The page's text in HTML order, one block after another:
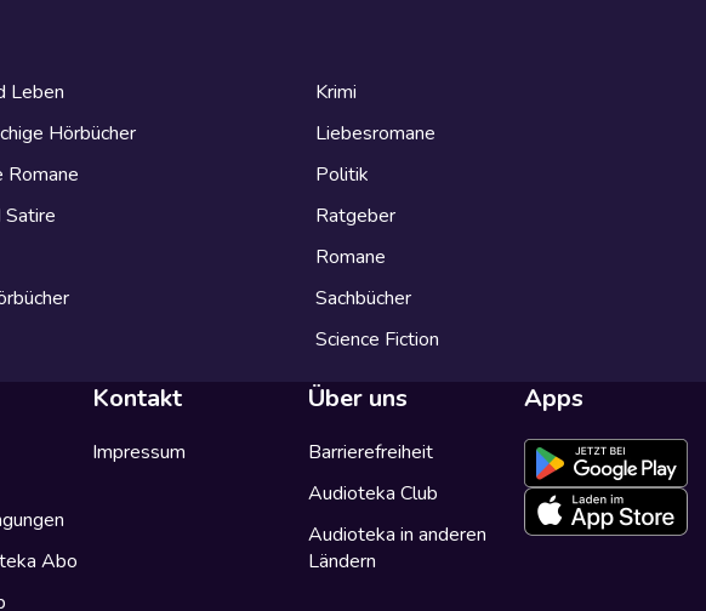
Leben
Hörbücher
Romane
Satire
Krimi
Liebesromane
Politik
Ratgeber
Romane
Sachbücher
Science Fiction
Abo
Kontakt
Impressum
Über uns
Barrierefreiheit
Audioteka Club
Audioteka in anderen
Ländern
Apps